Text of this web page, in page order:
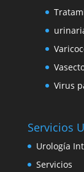
Virus
Servicios
Urología
Servicios